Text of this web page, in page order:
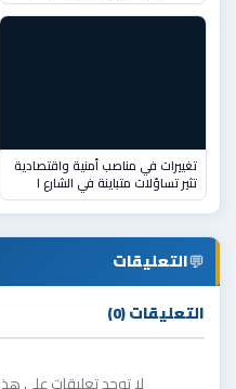
تغييرات في مناصب أمنية واقتصادية
تثير تساؤلات متباينة في الشارع ا
💬التعليقات
التعليقات (0)